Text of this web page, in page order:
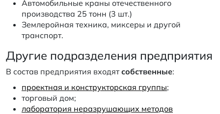
Автомобильные краны отечественного
производства 25 тонн (3 шт.)
Землеройная техника, миксеры и другой
транспорт.
Другие подразделения предприятия
В состав предприятия входятсобственные:
проектная и конструкторская группы;
торговый дом;
лаборатория неразрушающих методов